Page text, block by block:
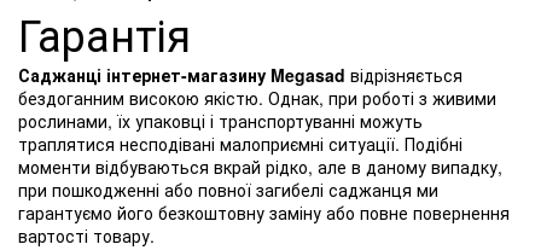
Гарантія
Саджанці інтернет-магазину Megasad відрізняється
бездоганним високою якістю. Однак, при роботі з живими
рослинами, їх упаковці і транспортуванні можуть
траплятися несподівані малоприємні ситуації. Подібні
моменти відбуваються вкрай рідко, але в даному випадку,
при пошкодженні або повної загибелі саджанця ми
гарантуємо його безкоштовну заміну або повне повернення
вартості товару.